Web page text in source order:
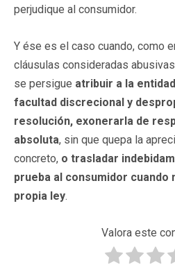
perjudique al consumidor.
Y ése es el caso cuando, como
cláusulas consideradas
se persigue atribuir a la
facultad discrecional y
resolución, exonerarla de
absoluta, sin que quepa la
concreto, o trasladar
prueba al consumidor cuando
propia ley.
Valora este